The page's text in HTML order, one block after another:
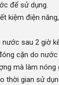
để sử dụng.
kiệm điện
nước sau 2 giờ
cặn do
mà làm nóng
thời gian sử